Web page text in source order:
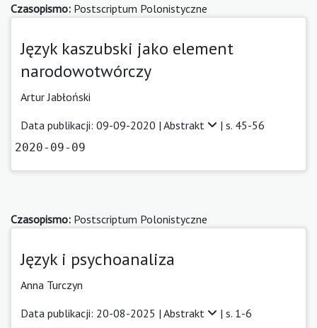
Czasopismo: Postscriptum Polonistyczne
Język kaszubski jako element
narodowotwórczy
Artur Jabłoński
Data publikacji: 09-09-2020 | Abstrakt | s. 45-56
2020-09-09
Czasopismo: Postscriptum Polonistyczne
Język i psychoanaliza
Anna Turczyn
Data publikacji: 20-08-2025 | Abstrakt | s. 1-6